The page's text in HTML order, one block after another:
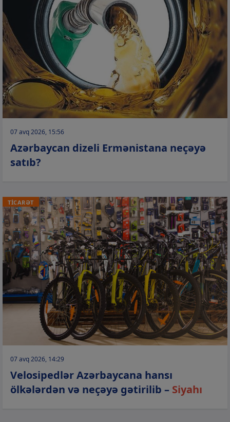
07 avq 2026, 15:56
Azərbaycan dizeli Ermənistana neçəyə
satıb?
TİCARƏT
07 avq 2026, 14:29
Velosipedlər Azərbaycana hansı
ölkələrdən və neçəyə gətirilib – Siyahı